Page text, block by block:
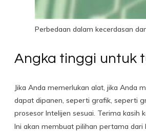
Perbedaan dalam kecerdasan
Angka tinggi untuk
Jika Anda memerlukan alat, jika Anda
dapat dipanen, seperti grafik, seperti
prosesor Intelijen sesuai. Terima kasih
Ini akan membuat pilihan pertama dari